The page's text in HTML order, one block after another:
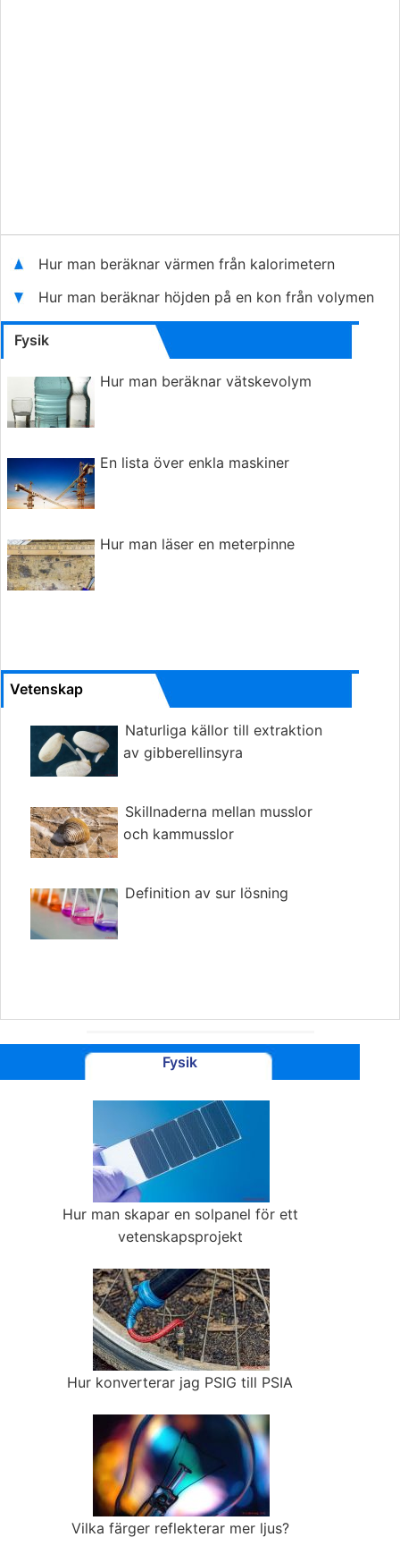
Hur man beräknar värmen från kalorimetern
Hur man beräknar höjden på en kon från volymen
Fysik
Hur man beräknar vätskevolym
En lista över enkla maskiner
Hur man läser en meterpinne
Vetenskap
Naturliga källor till extraktion
av gibberellinsyra
Skillnaderna mellan musslor
och kammusslor
Definition av sur lösning
Fysik
Hur man skapar en solpanel för ett
vetenskapsprojekt
Hur konverterar jag PSIG till PSIA
Vilka färger reflekterar mer ljus?